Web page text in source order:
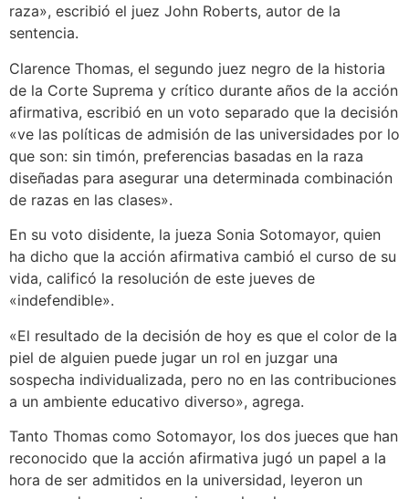
raza», escribió el juez John Roberts, autor de la
sentencia.
Clarence Thomas, el segundo juez negro de la historia
de la Corte Suprema y crítico durante años de la acción
afirmativa, escribió en un voto separado que la decisión
«ve las políticas de admisión de las universidades por lo
que son: sin timón, preferencias basadas en la raza
diseñadas para asegurar una determinada combinación
de razas en las clases».
En su voto disidente, la jueza Sonia Sotomayor, quien
ha dicho que la acción afirmativa cambió el curso de su
vida, calificó la resolución de este jueves de
«indefendible».
«El resultado de la decisión de hoy es que el color de la
piel de alguien puede jugar un rol en juzgar una
sospecha individualizada, pero no en las contribuciones
a un ambiente educativo diverso», agrega.
Tanto Thomas como Sotomayor, los dos jueces que han
reconocido que la acción afirmativa jugó un papel a la
hora de ser admitidos en la universidad, leyeron un